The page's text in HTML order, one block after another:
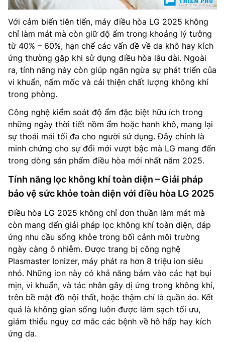
Với cảm biến tiên tiến, máy điều hòa LG 2025 không
chỉ làm mát mà còn giữ độ ẩm trong khoảng lý tưởng
từ 40% – 60%, hạn chế các vấn đề về da khô hay kích
ứng thường gặp khi sử dụng điều hòa lâu dài. Ngoài
ra, tính năng này còn giúp ngăn ngừa sự phát triển của
vi khuẩn, nấm mốc và cải thiện chất lượng không khí
trong phòng.
Công nghệ kiểm soát độ ẩm đặc biệt hữu ích trong
những ngày thời tiết nồm ẩm hoặc hanh khô, mang lại
sự thoải mái tối đa cho người sử dụng. Đây chính là
minh chứng cho sự đổi mới vượt bậc mà LG mang đến
trong dòng sản phẩm điều hòa mới nhất năm 2025.
Tính năng lọc không khí toàn diện – Giải pháp
bảo vệ sức khỏe toàn diện với điều hòa LG 2025
Điều hòa LG 2025 không chỉ đơn thuần làm mát mà
còn mang đến giải pháp lọc không khí toàn diện, đáp
ứng nhu cầu sống khỏe trong bối cảnh môi trường
ngày càng ô nhiễm. Được trang bị công nghệ
Plasmaster Ionizer, máy phát ra hơn 8 triệu ion siêu
nhỏ. Những ion này có khả năng bám vào các hạt bụi
mịn, vi khuẩn, và tác nhân gây dị ứng trong không khí,
trên bề mặt đồ nội thất, hoặc thậm chí là quần áo. Kết
quả là không gian sống luôn được làm sạch tối ưu,
giảm thiểu nguy cơ mắc các bệnh về hô hấp hay kích
ứng da.